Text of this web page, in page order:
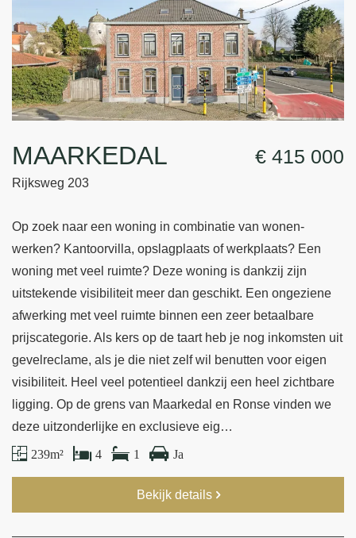
MAARKEDAL
Rijksweg 203
€ 415 000
Op zoek naar een woning in combinatie van wonen-
werken? Kantoorvilla, opslagplaats of werkplaats? Een
woning met veel ruimte? Deze woning is dankzij zijn
uitstekende visibiliteit meer dan geschikt. Een ongeziene
afwerking met veel ruimte binnen een zeer betaalbare
prijscategorie. Als kers op de taart heb je nog inkomsten uit
gevelreclame, als je die niet zelf wil benutten voor eigen
visibiliteit. Heel veel potentieel dankzij een heel zichtbare
ligging. Op de grens van Maarkedal en Ronse vinden we
deze uitzonderlijke en exclusieve eig…
239 m² 4 1 Ja
Bekijk details